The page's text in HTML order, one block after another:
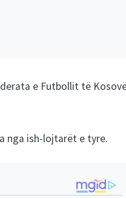
e Futbollit të
nga ish-lojtarët e tyre.